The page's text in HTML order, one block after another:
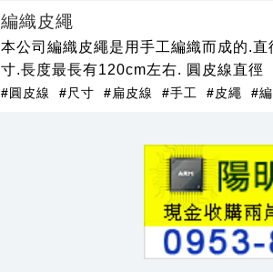
編織皮繩
本公司編織皮繩是用手工編織而成的.
寸.長度最長有120cm左右. 圓皮線直徑
#圓皮線 #尺寸 #扁皮線 #手工 #皮繩 #